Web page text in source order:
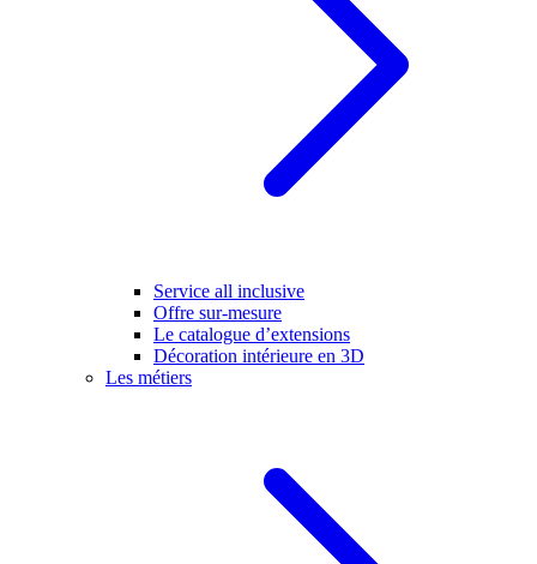
Service all inclusive
Offre sur-mesure
Le catalogue d’extensions
Décoration intérieure en 3D
Les métiers